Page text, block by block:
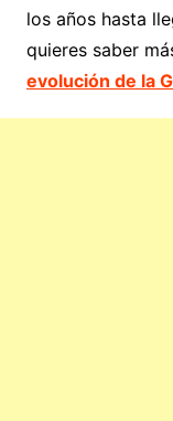
los años hasta
quieres saber
evolución de la